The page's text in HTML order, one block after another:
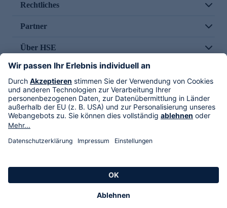
Rechtliches
Partner
Über HSE
Im TV
HSE International